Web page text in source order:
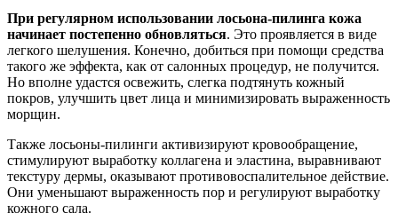
При регулярном использовании лосьона-пилинга кожа
начинает постепенно обновляться. Это проявляется в виде
легкого шелушения. Конечно, добиться при помощи средства
такого же эффекта, как от салонных процедур, не получится.
Но вполне удастся освежить, слегка подтянуть кожный
покров, улучшить цвет лица и минимизировать выраженность
морщин.
Также лосьоны-пилинги активизируют кровообращение,
стимулируют выработку коллагена и эластина, выравнивают
текстуру дермы, оказывают противовоспалительное действие.
Они уменьшают выраженность пор и регулируют выработку
кожного сала.